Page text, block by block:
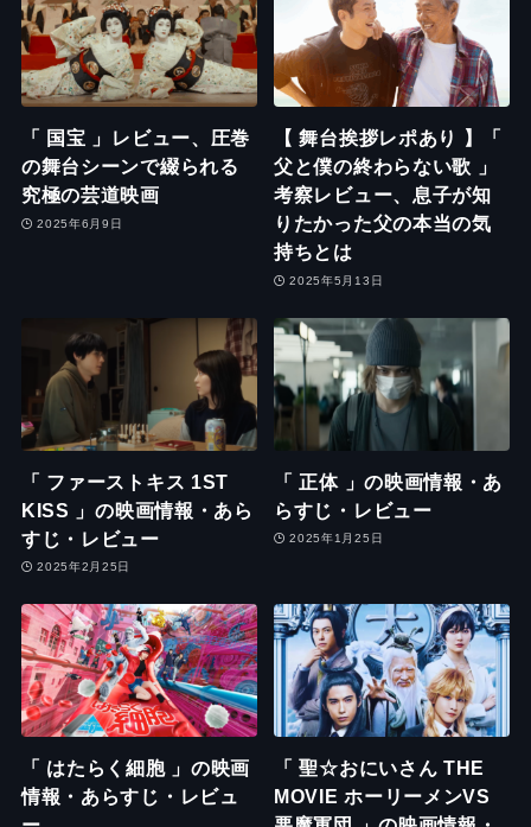
「 国宝 」レビュー、圧巻
の舞台シーンで綴られる
究極の芸道映画
2025年6月9日
【 舞台挨拶レポあり 】「
父と僕の終わらない歌 」
考察レビュー、息子が知
りたかった父の本当の気
持ちとは
2025年5月13日
「 ファーストキス 1ST
KISS 」の映画情報・あら
すじ・レビュー
2025年2月25日
「 正体 」の映画情報・あ
らすじ・レビュー
2025年1月25日
「 はたらく細胞 」の映画
情報・あらすじ・レビュ
「 聖☆おにいさん THE
MOVIE ホーリーメンVS